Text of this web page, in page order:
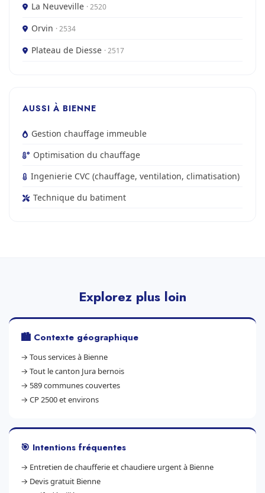
La Neuveville · 2520
Orvin · 2534
Plateau de Diesse · 2517
AUSSI À BIENNE
Gestion chauffage immeuble
Optimisation du chauffage
Ingenierie CVC (chauffage, ventilation, climatisation)
Technique du batiment
Explorez plus loin
🏙️ Contexte géographique
→ Tous services à Bienne
→ Tout le canton Jura bernois
→ 589 communes couvertes
→ CP 2500 et environs
🎯 Intentions fréquentes
→ Entretien de chaufferie et chaudiere urgent à Bienne
→ Devis gratuit Bienne